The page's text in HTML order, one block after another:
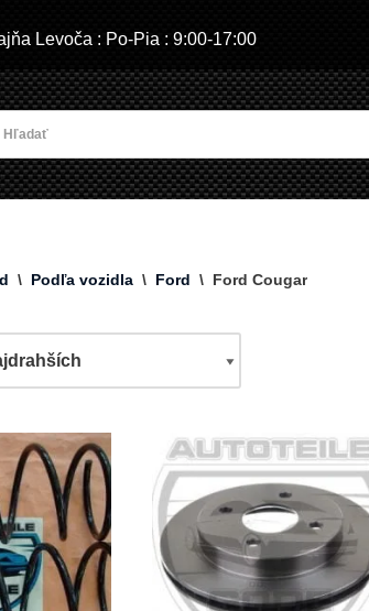
Levoča : Po-Pia : 9:00-17:00
\ Podľa vozidla \ Ford \ Ford Cougar